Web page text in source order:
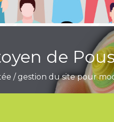
de
/ gestion du site pour